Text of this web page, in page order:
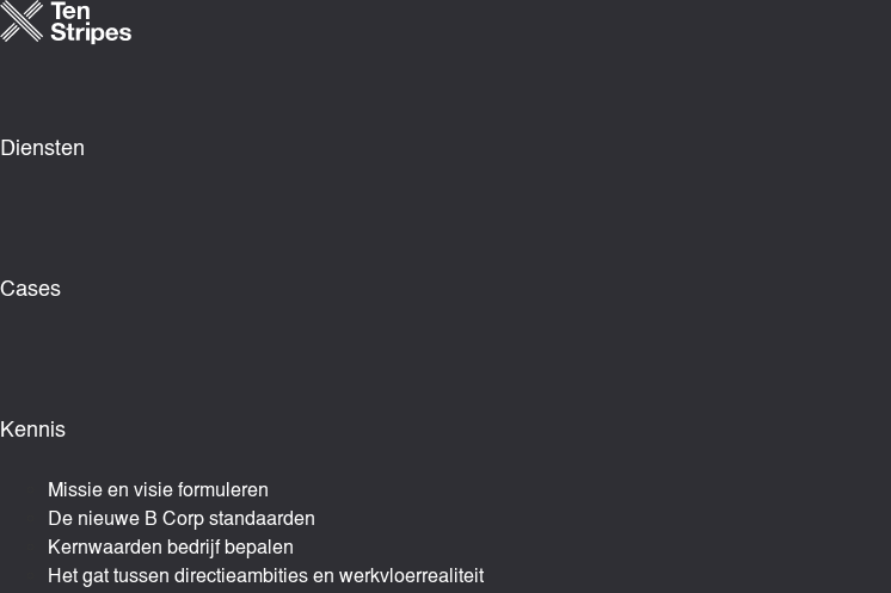
Ga
naar
Diensten
Cases
Kennis
Missie en visie formuleren
De nieuwe B Corp standaarden
Kernwaarden bedrijf bepalen
Het gat tussen directieambities en werkvloerrealiteit